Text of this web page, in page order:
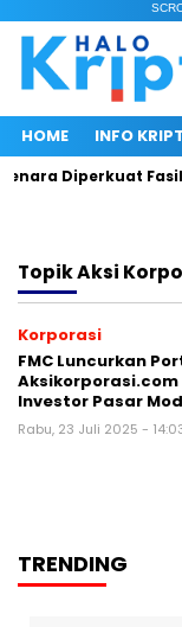
HOME INFO
Diperkuat
TopikAksi
Korporasi
FMC Luncurkan
Aksikorporasi.com
Investor Pasar
Rabu, 23 Juli 2025 -
TRENDING